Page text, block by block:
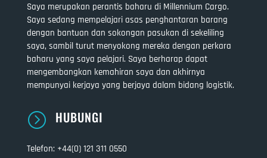
Saya merupakan perantis baharu di Millennium Cargo.
Saya sedang mempelajari asas penghantaran barang
dengan bantuan dan sokongan pasukan di sekeliling
saya, sambil turut menyokong mereka dengan perkara
baharu yang saya pelajari. Saya berharap dapat
mengembangkan kemahiran saya dan akhirnya
mempunyai kerjaya yang berjaya dalam bidang logistik.
= HUBUNGI
Telefon: +44(0) 121 311 0550